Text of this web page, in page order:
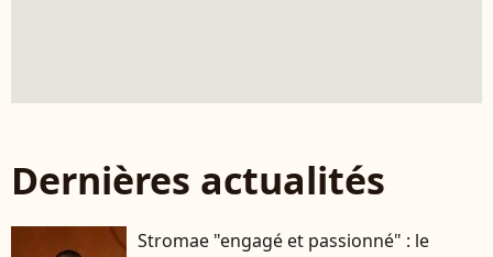
Dernières actualités
Stromae "engagé et passionné" : le